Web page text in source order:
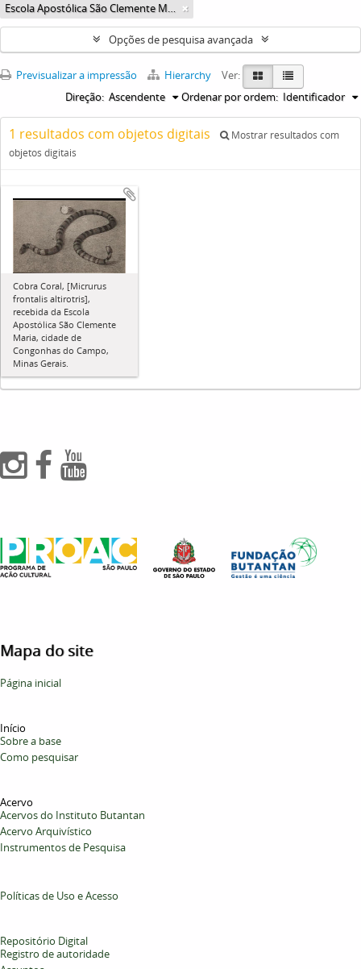
Escola Apostólica São Clemente Maria
Opções de pesquisa avançada
Previsualizar a impressão Hierarchy
Ver:
Ordenar por ordem: Identificador
Direção: Ascendente
1 resultados com objetos digitais
Mostrar resultados com
objetos digitais
Cobra Coral, [Micrurus
frontalis altirotris],
recebida da Escola
Apostólica São Clemente
Maria, cidade de
Congonhas do Campo,
Minas Gerais.
Mapa do site
Página inicial
Início
Sobre a base
Como pesquisar
Acervo
Acervos do Instituto Butantan
Acervo Arquivístico
Instrumentos de Pesquisa
Políticas de Uso e Acesso
Repositório Digital
Registro de autoridade